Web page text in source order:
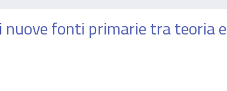
nuove fonti primarie tra teoria e